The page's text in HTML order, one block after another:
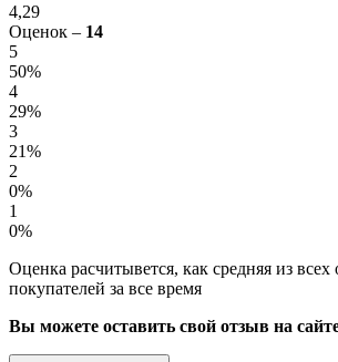
4,29
Оценок – 14
5
50%
4
29%
3
21%
2
0%
1
0%
Оценка расчитывется, как средняя из всех
покупателей за все время
Вы можете оставить свой отзыв на